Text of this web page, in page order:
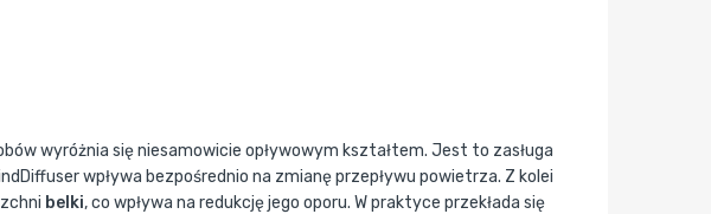
wyróżnia się niesamowicie opływowym kształtem. Jest to zasługa
wpływa bezpośrednio na zmianę przepływu powietrza. Z kolei
belki, co wpływa na redukcję jego oporu. W praktyce przekłada się